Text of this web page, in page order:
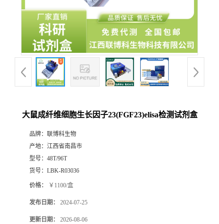
大鼠成纤维细胞生长因子23(FGF23)elisa检测试剂盒
品牌： 联博科生物
产地： 江西省南昌市
型号： 48T/96T
货号： LBK-R03036
价格： ￥1100/盒
发布日期： 2024-07-25
更新日期： 2026-08-06